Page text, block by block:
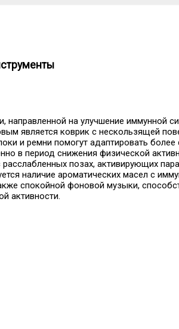
направленной на улучшение иммунной
является коврик с нескользящей
и ремни помогут адаптировать
в период снижения физической
позах, активирующих
наличие ароматических масел с
спокойной фоновой музыки,
активности.